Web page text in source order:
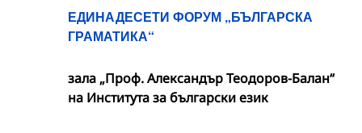
ЕДИНАДЕСЕТИ ФОРУМ „БЪЛГАРСКА
ГРАМАТИКА“
зала „Проф. Александър Теодоров-Балан“
на Института за български език